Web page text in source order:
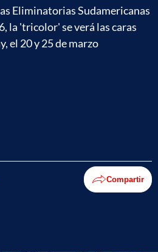
Eliminatorias Sudamericanas
la 'tricolor' se verá las caras
el 20 y 25 de marzo
Compartir